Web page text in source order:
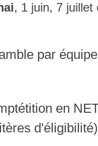
, 1 juin, 7 juillet
par
en
d'éligibilité)